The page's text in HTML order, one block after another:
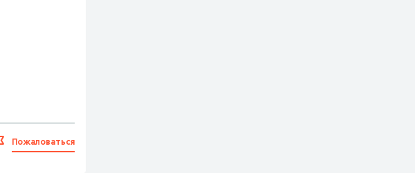
Пожаловаться